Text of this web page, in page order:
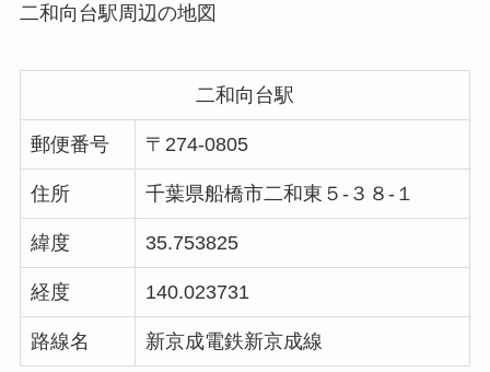
二和向台駅周辺の地図
二和向台駅
郵便番号 〒274-0805
住所 千葉県船橋市二和東５-３８-１
緯度 35.753825
経度 140.023731
路線名 新京成電鉄新京成線